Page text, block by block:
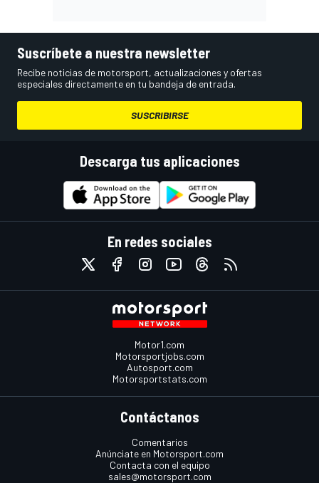
Suscríbete a nuestra newsletter
Recibe noticias de motorsport, actualizaciones y ofertas
especiales directamente en tu bandeja de entrada.
SUSCRIBIRSE
Descarga tus aplicaciones
En redes sociales
Motor1.com
Motorsportjobs.com
Autosport.com
Motorsportstats.com
Contáctanos
Comentarios
Anúnciate en Motorsport.com
Contacta con el equipo
sales@motorsport.com